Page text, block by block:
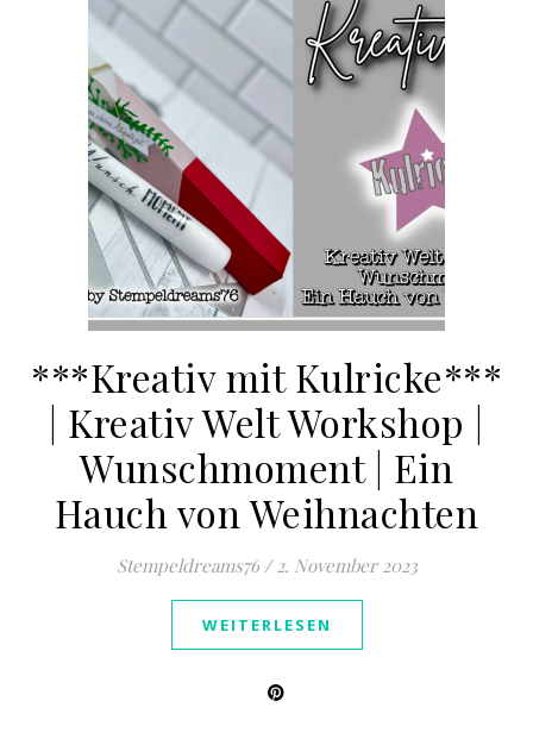
***Kreativ mit Kulricke***
| Kreativ Welt Workshop |
Wunschmoment | Ein
Hauch von Weihnachten
Stempeldreams76 / 2. November 2023
WEITERLESEN